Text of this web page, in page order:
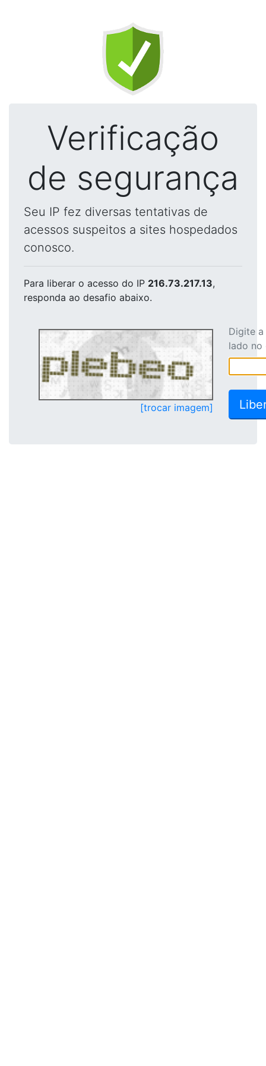
Verificação
de segurança
Seu IP fez diversas tentativas de
acessos suspeitos a sites hospedados
conosco.
Para liberar o acesso do IP 216.73.217.13,
responda ao desafio abaixo.
[trocar imagem]
Digite
lado no